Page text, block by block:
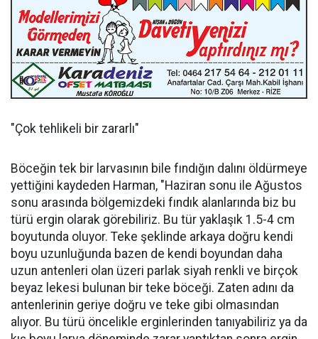
"Çok tehlikeli bir zararlı"
Böceğin tek bir larvasının bile fındığın dalını öldürmeye
yettiğini kaydeden Harman, "Haziran sonu ile Ağustos
sonu arasında bölgemizdeki fındık alanlarında biz bu
türü ergin olarak görebiliriz. Bu tür yaklaşık 1.5-4 cm
boyutunda oluyor. Teke şeklinde arkaya doğru kendi
boyu uzunluğunda bazen de kendi boyundan daha
uzun antenleri olan üzeri parlak siyah renkli ve birçok
beyaz lekesi bulunan bir teke böceği. Zaten adını da
antenlerinin geriye doğru ve teke gibi olmasından
alıyor. Bu türü öncelikle erginlerinden tanıyabiliriz ya da